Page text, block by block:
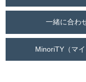
一緒に合わ
MinoriTY（マ